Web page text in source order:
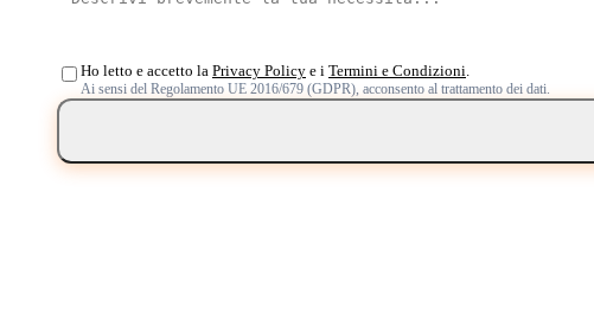
Ho letto e accetto la Privacy Policy e i Termini e Condizioni
Ai sensi del Regolamento UE 2016/679 (GDPR), acconsento al trattamento dei dati.